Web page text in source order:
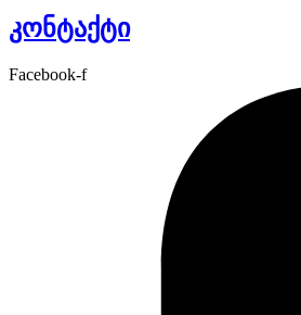
კონტაქტი
Facebook-f